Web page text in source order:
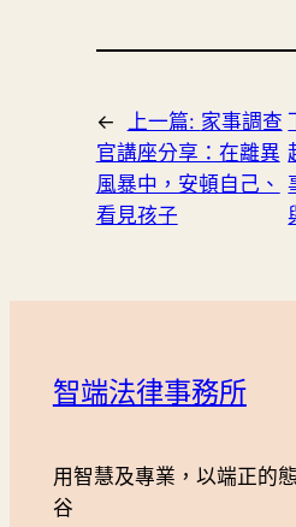
← 上一篇: 家事調查
官講座分享：在離異
風暴中，安頓自己、
看見孩子
智端法律事務所
用智慧及專業，以端正的
谷